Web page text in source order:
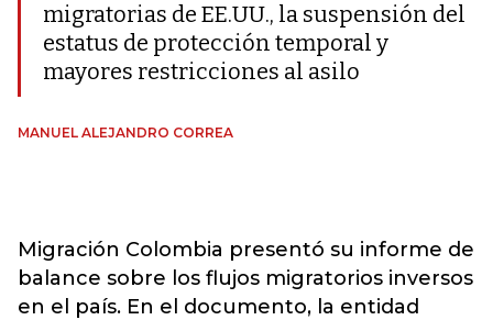
migratorias de EE.UU., la suspensión del
estatus de protección temporal y
mayores restricciones al asilo
MANUEL ALEJANDRO CORREA
Migración Colombia presentó su informe de
balance sobre los flujos migratorios inversos
en el país. En el documento, la entidad